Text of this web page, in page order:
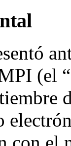
(el